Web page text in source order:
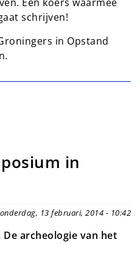
schrijven!
in Opstand
in
13 februari, 2014 - 10:42
archeologie van het